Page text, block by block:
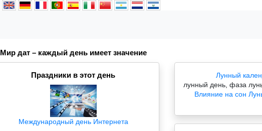
Мир дат – каждый день имеет значение
Праздники в этот день
Международный день Интернета
Лунный
лунный день, фаза
Влияние на сон